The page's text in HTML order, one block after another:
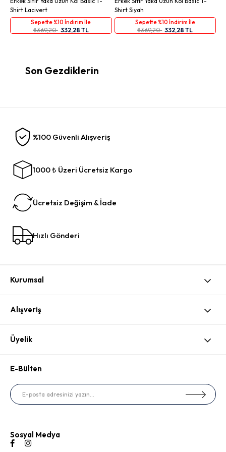
Shirt Lacivert
Sepette %10 İndirim İle
₺369,20 332,28 TL
Shirt Siyah
Sepette %10 İndirim İle
₺369,20 332,28 TL
Son Gezdiklerin
%100 Güvenli Alışveriş
1000 ₺ Üzeri Ücretsiz Kargo
Ücretsiz Değişim & İade
Hızlı Gönderi
Kurumsal
Alışveriş
Üyelik
E-Bülten
Sosyal Medya